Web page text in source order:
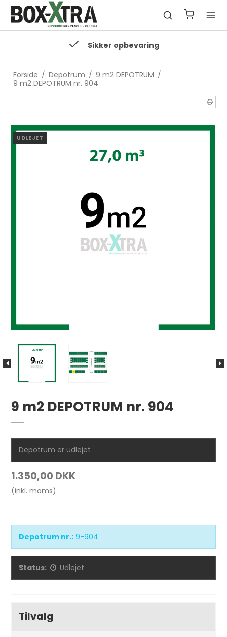
Sikker opbevaring
Forside / Depotrum / 9 m2 DEPOTRUM /
9 m2 DEPOTRUM nr. 904
UDLEJET
9 m2 DEPOTRUM nr. 904
Depotrum er udlejet
1.350,00 DKK
(inkl. moms)
Depotrum nr.: 9-904
Status: Udlejet
Tilvalg